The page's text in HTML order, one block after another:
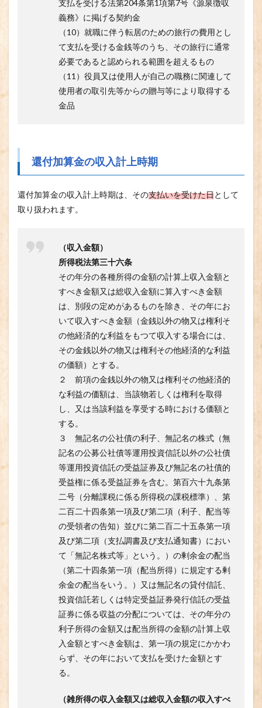
支払を受ける法第204条第1項第7号《源泉徴収
義務》に掲げる契約金
（10）就職に伴う転居のための旅行の費用とし
て支払を受ける金銭等のうち、その旅行に通常
必要であると認められる範囲を超えるもの
（11）役員又は使用人が自己の職務に関連して
使用者の取引先等からの贈与等により取得する
金品
還付加算金の収入計上時期
還付加算金の収入計上時期は、その支払いを受けた日として
取り扱われます。
（収入金額）
所得税法第三十六条
その年分の各種所得の金額の計算上収入金額と
すべき金額又は総収入金額に算入すべき金額
は、別段の定めがあるものを除き、その年にお
いて収入すべき金額（金銭以外の物又は権利そ
の他経済的な利益をもつて収入する場合には、
その金銭以外の物又は権利その他経済的な利益
の価額）とする。
２ 前項の金銭以外の物又は権利その他経済的
な利益の価額は、当該物若しくは権利を取得
し、又は当該利益を享受する時における価額と
する。
３ 無記名の公社債の利子、無記名の株式（無
記名の公募公社債等運用投資信託以外の公社債
等運用投資信託の受益証券及び無記名の社債的
受益権に係る受益証券を含む。第百六十九条第
二号（分離課税に係る所得税の課税標準）、第
二百二十四条第一項及び第二項（利子、配当等
の受領者の告知）並びに第二百二十五条第一項
及び第二項（支払調書及び支払通知書）におい
て「無記名株式等」という。）の剰余金の配当
（第二十四条第一項（配当所得）に規定する剰
余金の配当をいう。）又は無記名の貸付信託、
投資信託若しくは特定受益証券発行信託の受益
証券に係る収益の分配については、その年分の
利子所得の金額又は配当所得の金額の計算上収
入金額とすべき金額は、第一項の規定にかかわ
らず、その年において支払を受けた金額とす
る。
（雑所得の収入金額又は総収入金額の収入すべ